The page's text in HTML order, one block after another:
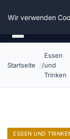
Die
Startseite
Essen
und
Trinken
ESSEN UND
Wir verwenden